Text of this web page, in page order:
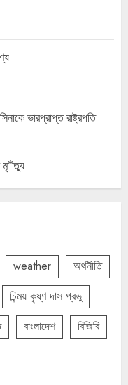
ভারপ্রাপ্ত রাষ্ট্রপতি
মৃ*ত্যু
weather
অর্থনীতি
চিন্ময় কৃষ্ণ দাস প্রভু
বাংলাদেশ
বিজিবি